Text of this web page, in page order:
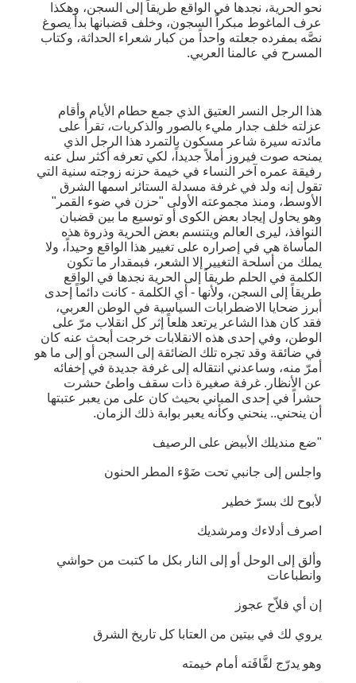
نحو الحرية، نجدها في الواقع طريقاً إلى السجن، وهكذا
عرف الماغوط مبكراً السجون، وخلف قضبانها بدأ يصوغ
نصَّه بمفرده جعلته واحداً من كبار شعراء الحداثة، وكتاب
المسرح في عالمنا العربي.
هذا الرجل النسر العتيق الذي جمع حطام الأيام وأقام
عزلته خلف جدار مليء بالصور والذكريات، تقرأ على
مائدته سيرة شاعر مسكون بالتمرد هذا الرجل الذي
يمنحه صوت فيروز أملاً جديداً، لكي تعرفه أكثر سل عنه
رفيقة عمره آخر النساء في خيمة حزنه زوجته سنية التي
تقول إنه ولد في غرفة مسدلة الستائر اسمها الشرق
الأوسط، ومنذ مجموعته الأولى "حزن في ضوء القمر"
وهو يحاول إيجاد بعض الكوى أو توسيع ما بين قضبان
النوافذ، ليرى العالم ويتنسم بعض الحرية وذروة هذه
المأساة هي في إصراره على تغيير هذا الواقع وحيداً، ولا
يملك من أسلحة التغيير إلا الشعر، فبمقدار ما تكون
الكلمة في الحلم طريقاً إلى الحرية نجدها في الواقع
طريقاً إلى السجن، ولأنها - أي الكلمة - كانت دائماً إحدى
أبرز ضحايا الاضطرابات السياسية في الوطن العربي،
فقد كان هذا الشاعر يرتعد هلعاً إثر كل انقلاب مرّ على
الوطن، وفي إحدى هذه الانقلابات خرجت أبحث عنه كان
في ضائقة وقد تجره تلك الضائقة إلى السجن أو إلى ما هو
أمرّ منه، وساعدني انتقاله إلى غرفة جديدة في إخفائه
عن الأنظار. غرفة صغيرة ذات سقف واطئ حشرت
حشراً في إحدى المباني بحيث كان على من يعبر عتبتها
أن ينحني.. ينحني وكأنه يعبر بوابة ذلك الزمان.
"ضع منديلك الأبيض على الرصيف
واجلس إلى جانبي تحت ضَوْء المطر الحنون
لأبوح لك بسرّ خطير
اصرف أدلاءك ومرشديك
وألق إلى الوحل أو إلى النار بكل ما كتبت من حواشي
وانطباعات
إن أي فلاّح عجوز
يروي لك في بيتين من العتابا كل تاريخ الشرق
وهو يدرّج لفَّافَته أمام خيمته